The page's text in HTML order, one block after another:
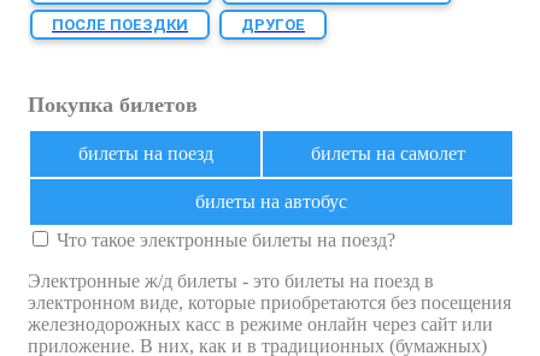
ПОСЛЕ ПОЕЗДКИ
ДРУГОЕ
Покупка билетов
билеты на поезд билеты на самолет
билеты на автобус
Что такое электронные билеты на поезд?
Электронные ж/д билеты - это билеты на поезд в
электронном виде, которые приобретаются без посещения
железнодорожных касс в режиме онлайн через сайт или
приложение. В них, как и в традиционных (бумажных)